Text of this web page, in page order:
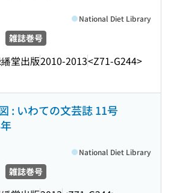
雑誌巻号
堂出版2010-2013<Z71-G244>
National Diet Library
: いわての文芸誌 11号
雑誌巻号
National Diet Library